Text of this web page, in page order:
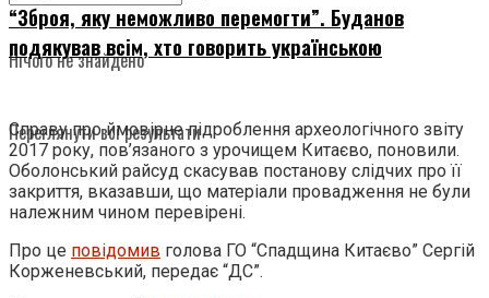
Нічого не знайдено
Переглянути всі результати
“Зброя, яку неможливо перемогти”. Буданов
подякував всім, хто говорить українською
Справу про ймовірне підроблення археологічного звіту
2017 року, пов’язаного з урочищем Китаєво, поновили.
Оболонський райсуд скасував постанову слідчих про її
закриття, вказавши, що матеріали провадження не були
належним чином перевірені.
Про це повідомив голова ГО “Спадщина Китаєво” Сергій
Корженевський, передає “ДС”.